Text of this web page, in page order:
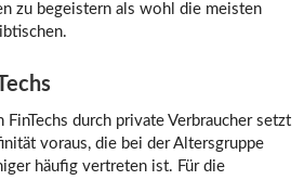
zu begeistern als wohl die meisten
durch private Verbraucher setzt
voraus, die bei der Altersgruppe
häufig vertreten ist. Für die